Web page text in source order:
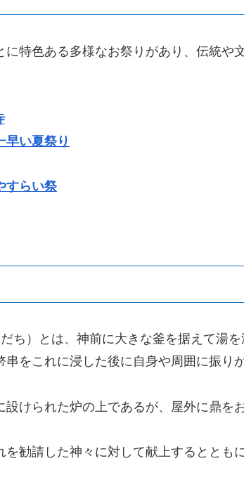
に特色ある多様なお祭りがあり、伝統や
早い夏祭り
すらい祭
ち）とは、神前に大きな釜を据えて湯
をこれに浸した後に自身や周囲に振り
設けられた炉の上であるが、屋外に鼎を
を勧請した神々に対して献上するととも